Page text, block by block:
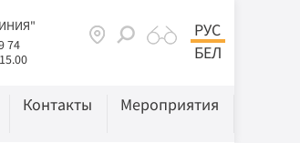
74
РУС
БЕЛ
Контакты Мероприятия